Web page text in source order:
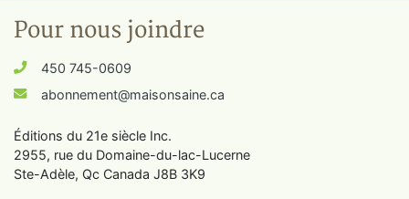
Pour nous joindre
450 745-0609
abonnement@maisonsaine.ca
Éditions du 21e siècle Inc.
2955, rue du Domaine-du-lac-Lucerne
Ste-Adèle, Qc Canada J8B 3K9